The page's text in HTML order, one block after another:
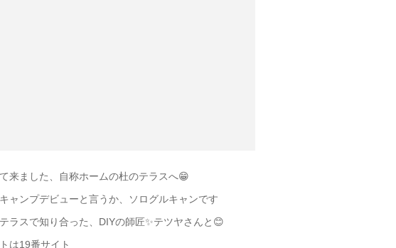
来ました、自称ホームの杜のテラスへ😁
ャンプデビューと言うか、ソログルキャンです
ラスで知り合った、DIYの師匠✨テツヤさんと😊
は19番サイト